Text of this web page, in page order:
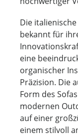
Die
bekannt für
eine
organischer
Präzision. Die
Form des
modernen
auf einer
einem stilvoll